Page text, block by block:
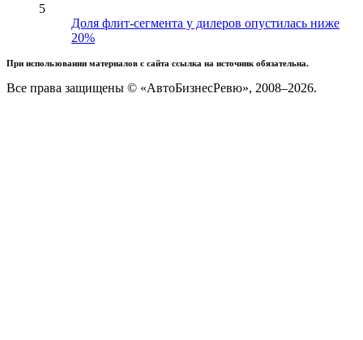
5
Доля флит-сегмента у дилеров опустилась ниже
20%
При использовании материалов с сайта ссылка на источник обязательна.
Все права защищены © «АвтоБизнесРевю», 2008–2026.